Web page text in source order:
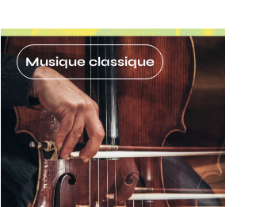
Musique classique